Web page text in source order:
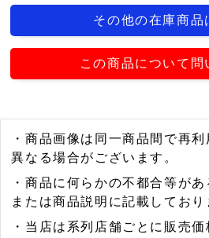
その他の在庫商品
この商品について問
・商品画像は同一商品間で再
異なる場合がございます。
・商品に何らかの不都合等が
または商品説明に記載しており
・当店は系列店舗ごとに販売価